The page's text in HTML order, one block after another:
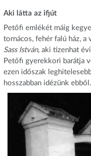
Aki látta az ifjút
Petőfi emlékét máig
tornácos, fehér falú ház,
Sass István, aki tizenhat
Petőfi gyerekkori barátja
ezen időszak
hosszabban idézünk ebből.